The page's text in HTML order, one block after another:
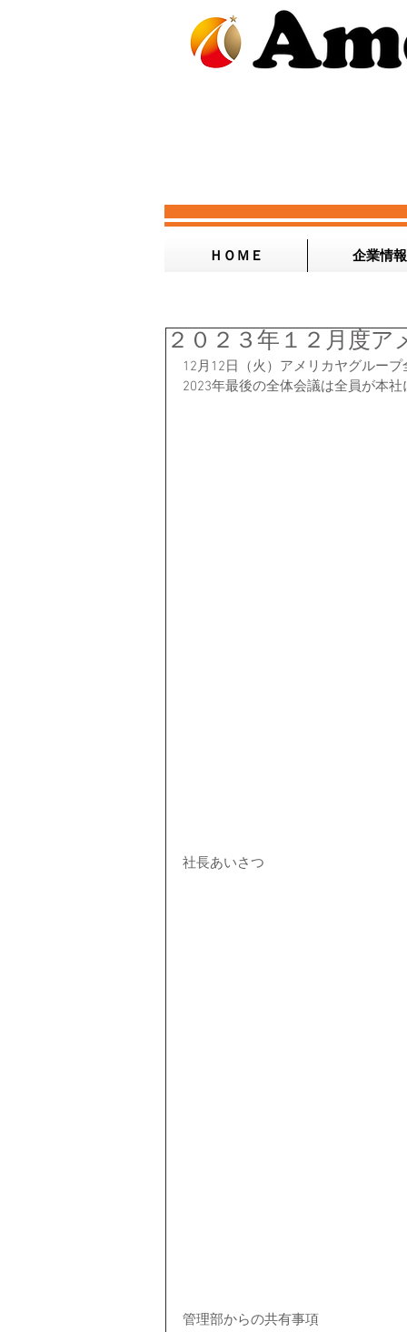
ＨＯＭＥ 企業情報
２０２３年１２月度
12月12日（火）アメリカヤグルー
2023年最後の全体会議は全員が本
社長あいさつ
管理部からの共有事項